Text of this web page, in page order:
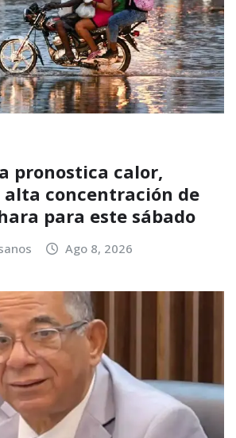
pronostica calor,
alta concentración de
para este sábado
Ago 8, 2026